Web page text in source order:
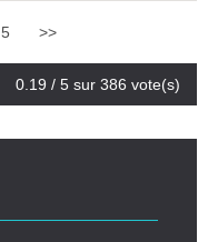
5 >>
0.19 / 5 sur 386 vote(s)